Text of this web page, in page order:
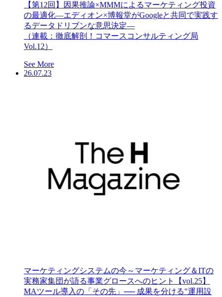
【第12回】因果推論×MMMによるマーケティング投資
の最適化―エディオン×博報堂がGoogleと共同で実践す
るデータドリブンな意思決定―
（連載：徹底解剖！コマースコンサルティング局
Vol.12）
See More
26.07.23
マーケティングシステムの今～マーケティング＆ITの
実務家集団が語る事業グロースへのヒント【vol.25】
MAツール導入の「その先」── 成果を分ける"運用設